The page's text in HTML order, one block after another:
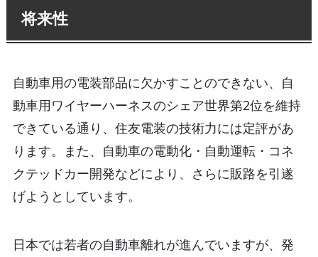
将来性
自動車用の電装部品に欠かすことのできない、自
動車用ワイヤーハーネスのシェア世界第2位を維持
できている通り、住友電装の技術力には定評があ
ります。また、自動車の電動化・自動運転・コネ
クテッドカー開発などにより、さらに販路を引遂
げようとしています。
日本では若者の自動車離れが進んでいますが、発